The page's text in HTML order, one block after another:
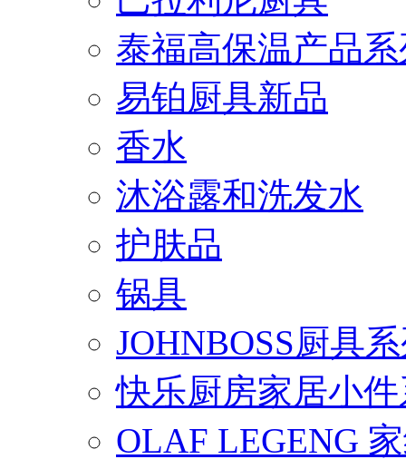
泰福高保温产品
易铂厨具新品
香水
沐浴露和洗发水
护肤品
锅具
JOHNBOSS厨具
快乐厨房家居小
OLAF LEGENG